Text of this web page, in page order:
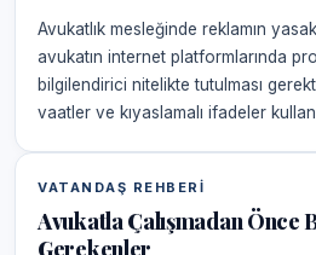
Avukatlık mesleğinde reklamın
avukatın internet platformlarında
bilgilendirici nitelikte tutulması
vaatler ve kıyaslamalı ifadeler
VATANDAŞ REHBERI
Avukatla Çalışmadan Önce
Gerekenler